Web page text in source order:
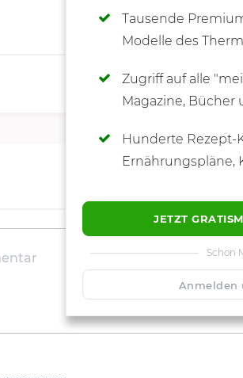
SCHREIBE
Tausende
Modelle des
Zugriff auf alle
Magazine, Bücher
Hunderte Rezept-
Ernährungspläne,
JETZT
Schon
Anmelden